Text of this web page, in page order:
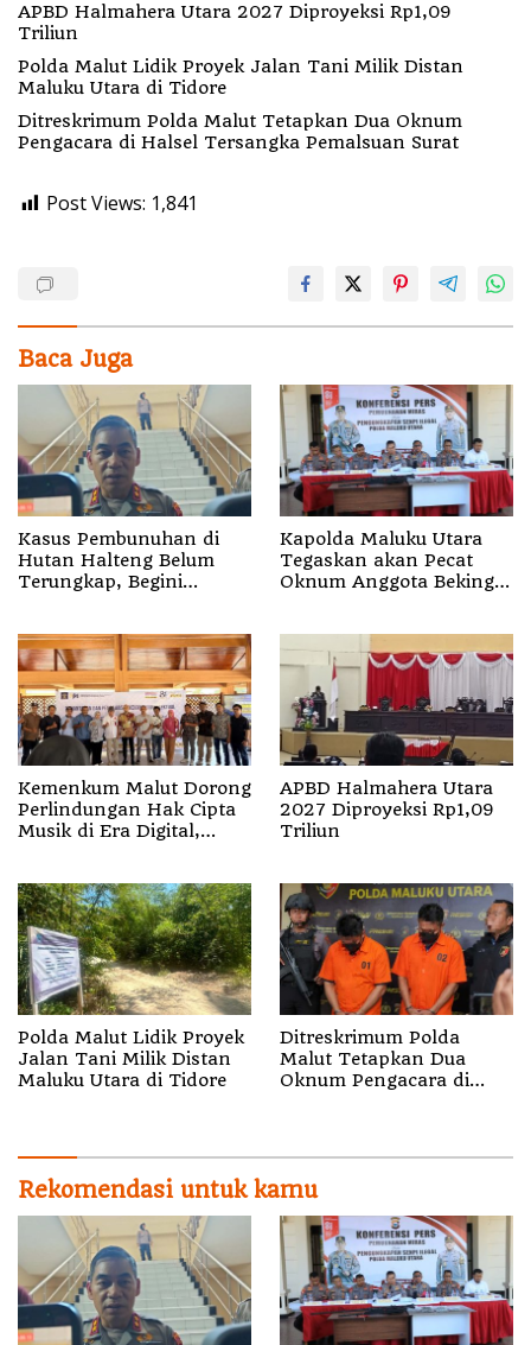
APBD Halmahera Utara 2027 Diproyeksi Rp1,09
Triliun
Polda Malut Lidik Proyek Jalan Tani Milik Distan
Maluku Utara di Tidore
Ditreskrimum Polda Malut Tetapkan Dua Oknum
Pengacara di Halsel Tersangka Pemalsuan Surat
Post Views: 1,841
Baca Juga
Kasus Pembunuhan di
Hutan Halteng Belum
Terungkap, Begini
Kapolda Maluku Utara
Tegaskan akan Pecat
Oknum Anggota Bekingi
Kemenkum Malut Dorong
Perlindungan Hak Cipta
Musik di Era Digital,
Penguatan Royalti
APBD Halmahera Utara
2027 Diproyeksi Rp1,09
Triliun
Polda Malut Lidik Proyek
Jalan Tani Milik Distan
Maluku Utara di Tidore
Ditreskrimum Polda
Malut Tetapkan Dua
Oknum Pengacara di
Rekomendasi untuk kamu